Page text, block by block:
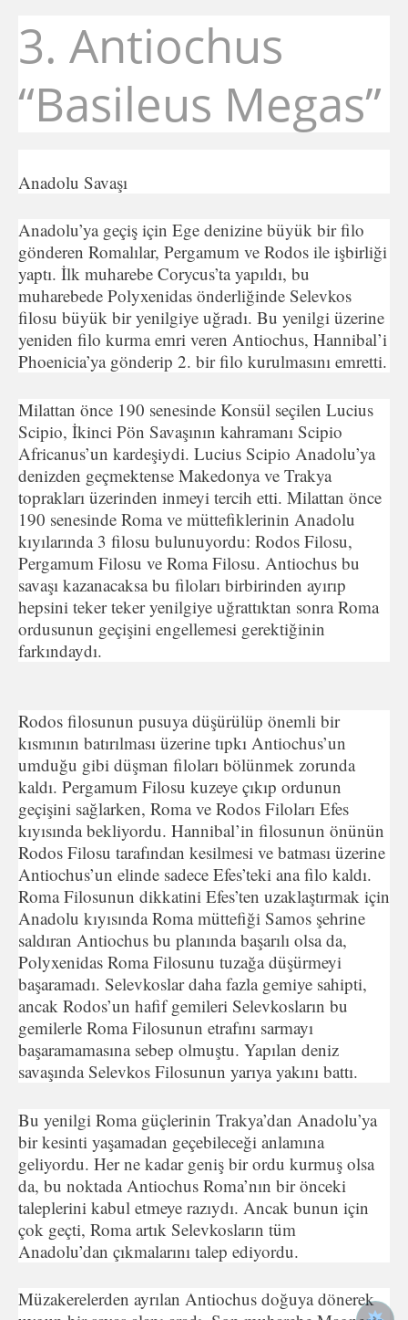
3. Antiochus
“Basileus Megas”​
Anadolu Savaşı
Anadolu’ya geçiş için Ege denizine büyük bir filo
gönderen Romalılar, Pergamum ve Rodos ile işbirliği
yaptı. İlk muharebe Corycus’ta yapıldı, bu
muharebede Polyxenidas önderliğinde Selevkos
filosu büyük bir yenilgiye uğradı. Bu yenilgi üzerine
yeniden filo kurma emri veren Antiochus, Hannibal’i
Phoenicia’ya gönderip 2. bir filo kurulmasını emretti.
Milattan önce 190 senesinde Konsül seçilen Lucius
Scipio, İkinci Pön Savaşının kahramanı Scipio
Africanus’un kardeşiydi. Lucius Scipio Anadolu’ya
denizden geçmektense Makedonya ve Trakya
toprakları üzerinden inmeyi tercih etti. Milattan önce
190 senesinde Roma ve müttefiklerinin Anadolu
kıyılarında 3 filosu bulunuyordu: Rodos Filosu,
Pergamum Filosu ve Roma Filosu. Antiochus bu
savaşı kazanacaksa bu filoları birbirinden ayırıp
hepsini teker teker yenilgiye uğrattıktan sonra Roma
ordusunun geçişini engellemesi gerektiğinin
farkındaydı.
Rodos filosunun pusuya düşürülüp önemli bir
kısmının batırılması üzerine tıpkı Antiochus’un
umduğu gibi düşman filoları bölünmek zorunda
kaldı. Pergamum Filosu kuzeye çıkıp ordunun
geçişini sağlarken, Roma ve Rodos Filoları Efes
kıyısında bekliyordu. Hannibal’in filosunun önünün
Rodos Filosu tarafından kesilmesi ve batması üzerine
Antiochus’un elinde sadece Efes’teki ana filo kaldı.
Roma Filosunun dikkatini Efes’ten uzaklaştırmak için
Anadolu kıyısında Roma müttefiği Samos şehrine
saldıran Antiochus bu planında başarılı olsa da,
Polyxenidas Roma Filosunu tuzağa düşürmeyi
başaramadı. Selevkoslar daha fazla gemiye sahipti,
ancak Rodos’un hafif gemileri Selevkosların bu
gemilerle Roma Filosunun etrafını sarmayı
başaramamasına sebep olmuştu. Yapılan deniz
savaşında Selevkos Filosunun yarıya yakını battı.
Bu yenilgi Roma güçlerinin Trakya’dan Anadolu’ya
bir kesinti yaşamadan geçebileceği anlamına
geliyordu. Her ne kadar geniş bir ordu kurmuş olsa
da, bu noktada Antiochus Roma’nın bir önceki
taleplerini kabul etmeye razıydı. Ancak bunun için
çok geçti, Roma artık Selevkosların tüm
Anadolu’dan çıkmalarını talep ediyordu.
Müzakerelerden ayrılan Antiochus doğuya dönerek